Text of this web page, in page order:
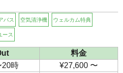
バス 空気清浄機 ウェルカム特典
ース
料金
20時
¥27,600 〜